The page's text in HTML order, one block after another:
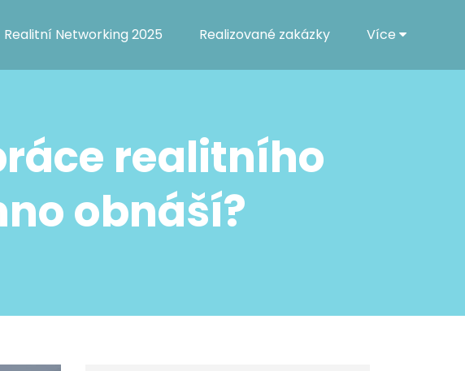
Realitní Networking 2025 Realizované zakázky Více
realitního
obnáší?